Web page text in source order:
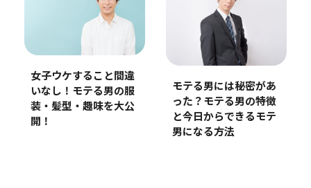
女子ウケすること間違
いなし！モテる男の服
装・髪型・趣味を大公
開！
モテる男には秘密があ
った？モテる男の特徴
と今日からできるモテ
男になる方法